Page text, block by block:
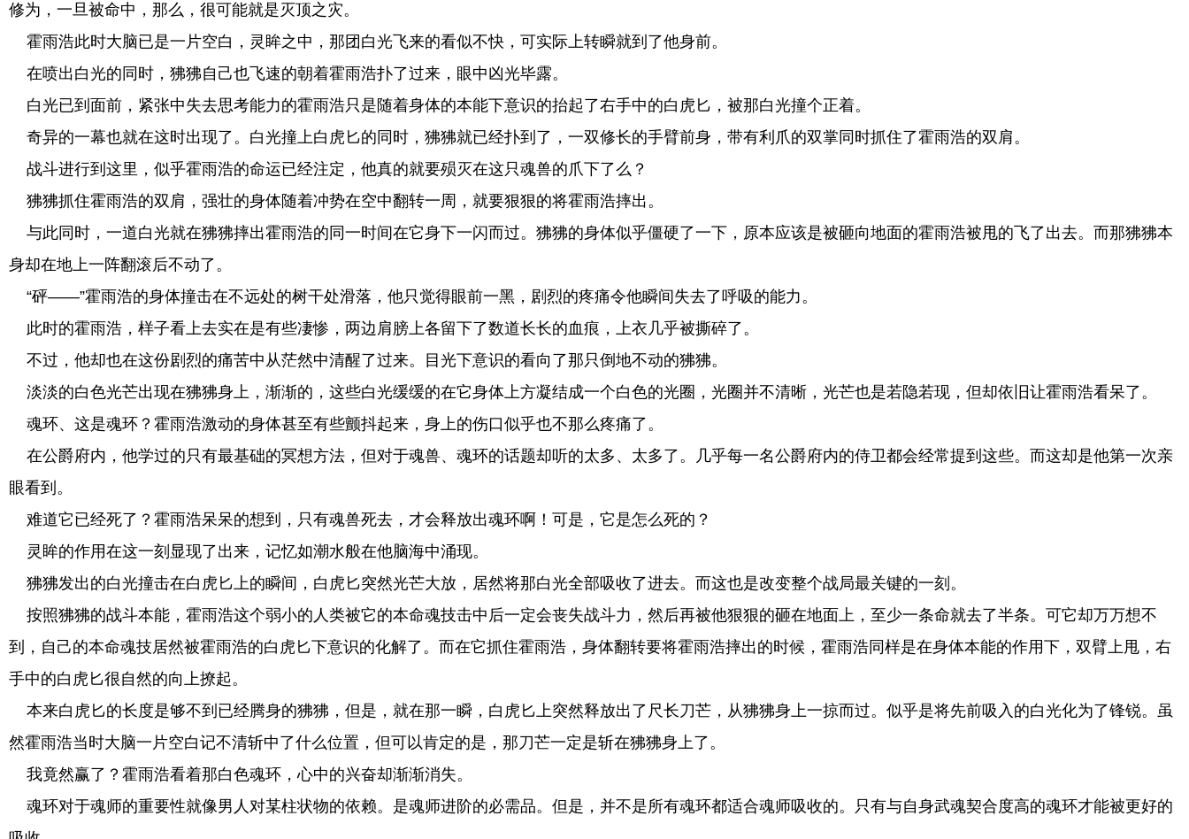
修为，一旦被命中，那么，很可能就是灭顶之灾。
霍雨浩此时大脑已是一片空白，灵眸之中，那团白光飞来的看似不快，可实际上转瞬就到了他身前。
在喷出白光的同时，狒狒自己也飞速的朝着霍雨浩扑了过来，眼中凶光毕露。
白光已到面前，紧张中失去思考能力的霍雨浩只是随着身体的本能下意识的抬起了右手中的白虎匕，被那白光撞个正着。
奇异的一幕也就在这时出现了。白光撞上白虎匕的同时，狒狒就已经扑到了，一双修长的手臂前身，带有利爪的双掌同时抓住了霍雨浩的双肩。
战斗进行到这里，似乎霍雨浩的命运已经注定，他真的就要殒灭在这只魂兽的爪下了么？
狒狒抓住霍雨浩的双肩，强壮的身体随着冲势在空中翻转一周，就要狠狠的将霍雨浩摔出。
与此同时，一道白光就在狒狒摔出霍雨浩的同一时间在它身下一闪而过。狒狒的身体似乎僵硬了一下，原本应该是被砸向地面的霍雨浩被甩的飞了出去。而那狒狒本
身却在地上一阵翻滚后不动了。
“砰——”霍雨浩的身体撞击在不远处的树干处滑落，他只觉得眼前一黑，剧烈的疼痛令他瞬间失去了呼吸的能力。
此时的霍雨浩，样子看上去实在是有些凄惨，两边肩膀上各留下了数道长长的血痕，上衣几乎被撕碎了。
不过，他却也在这份剧烈的痛苦中从茫然中清醒了过来。目光下意识的看向了那只倒地不动的狒狒。
淡淡的白色光芒出现在狒狒身上，渐渐的，这些白光缓缓的在它身体上方凝结成一个白色的光圈，光圈并不清晰，光芒也是若隐若现，但却依旧让霍雨浩看呆了。
魂环、这是魂环？霍雨浩激动的身体甚至有些颤抖起来，身上的伤口似乎也不那么疼痛了。
在公爵府内，他学过的只有最基础的冥想方法，但对于魂兽、魂环的话题却听的太多、太多了。几乎每一名公爵府内的侍卫都会经常提到这些。而这却是他第一次亲
眼看到。
难道它已经死了？霍雨浩呆呆的想到，只有魂兽死去，才会释放出魂环啊！可是，它是怎么死的？
灵眸的作用在这一刻显现了出来，记忆如潮水般在他脑海中涌现。
狒狒发出的白光撞击在白虎匕上的瞬间，白虎匕突然光芒大放，居然将那白光全部吸收了进去。而这也是改变整个战局最关键的一刻。
按照狒狒的战斗本能，霍雨浩这个弱小的人类被它的本命魂技击中后一定会丧失战斗力，然后再被他狠狠的砸在地面上，至少一条命就去了半条。可它却万万想不
到，自己的本命魂技居然被霍雨浩的白虎匕下意识的化解了。而在它抓住霍雨浩，身体翻转要将霍雨浩摔出的时候，霍雨浩同样是在身体本能的作用下，双臂上甩，右
手中的白虎匕很自然的向上撩起。
本来白虎匕的长度是够不到已经腾身的狒狒，但是，就在那一瞬，白虎匕上突然释放出了尺长刀芒，从狒狒身上一掠而过。似乎是将先前吸入的白光化为了锋锐。虽
然霍雨浩当时大脑一片空白记不清斩中了什么位置，但可以肯定的是，那刀芒一定是斩在狒狒身上了。
我竟然赢了？霍雨浩看着那白色魂环，心中的兴奋却渐渐消失。
魂环对于魂师的重要性就像男人对某柱状物的依赖。是魂师进阶的必需品。但是，并不是所有魂环都适合魂师吸收的。只有与自身武魂契合度高的魂环才能被更好的